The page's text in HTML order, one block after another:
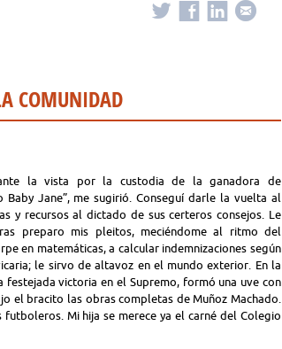
COMUNIDAD
la vista por la custodia de la ganadora de
Baby Jane”, me sugirió. Conseguí darle la vuelta al
y recursos al dictado de sus certeros consejos. Le
preparo mis pleitos, meciéndome al ritmo del
en matemáticas, a calcular indemnizaciones según
le sirvo de altavoz en el mundo exterior. En la
festejada victoria en el Supremo, formó una uve con
el bracito las obras completas de Muñoz Machado.
Mi hija se merece ya el carné del Colegio